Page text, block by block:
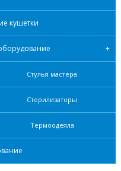
кушетки
Стулья мастера
Стерилизаторы
Термоодеяла